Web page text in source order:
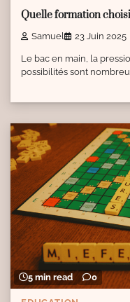
Quelle formation
Samuel 23 Juin 2025
Le bac en main, la
possibilités sont
5 min read 0